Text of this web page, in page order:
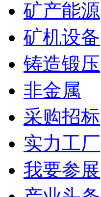
矿产能源
矿机设备
铸造锻压
非金属
采购招标
实力工厂
我要参展